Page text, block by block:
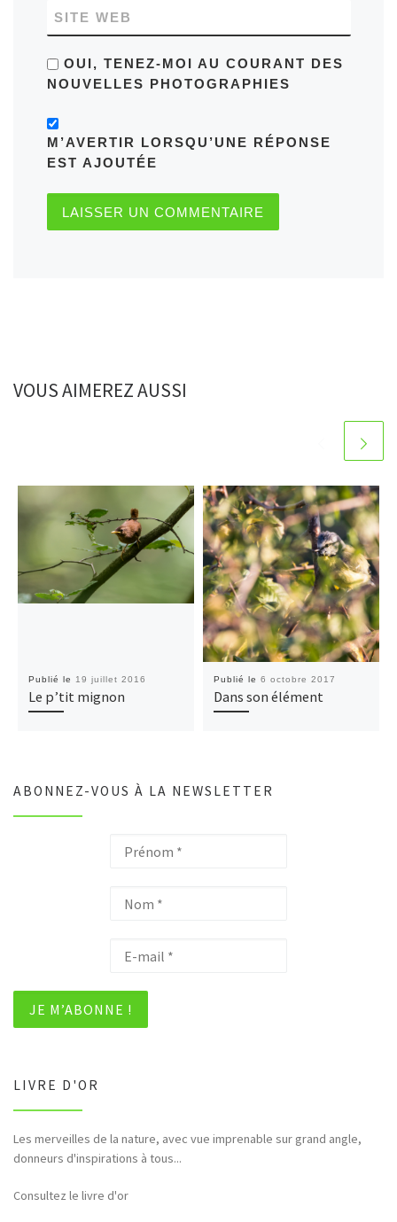
SITE WEB
OUI, TENEZ-MOI AU COURANT DES
NOUVELLES PHOTOGRAPHIES
M’AVERTIR LORSQU’UNE RÉPONSE
EST AJOUTÉE
VOUS AIMEREZ AUSSI
Publié le 19 juillet 2016
Le p’tit mignon
Publié le 6 octobre 2017
Dans son élément
ABONNEZ-VOUS À LA NEWSLETTER
LIVRE D'OR
Les merveilles de la nature, avec vue imprenable sur grand angle,
donneurs d'inspirations à tous...
Consultez le livre d'or